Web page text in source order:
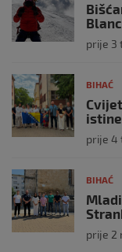
prije 3
BIHAĆ
prije 4
BIHAĆ
prije 2